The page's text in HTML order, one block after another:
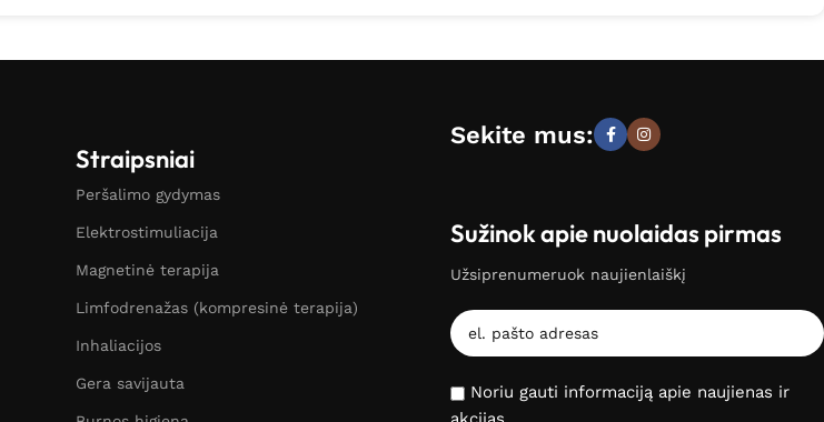
Straipsniai
Peršalimo gydymas
Elektrostimuliacija
Magnetinė terapija
Limfodrenažas (kompresinė terapija)
Inhaliacijos
Gera savijauta
Sekite mus:
Sužinok apie nuolaidas pirmas
Užsiprenumeruok naujienlaiškį
Noriu gauti informaciją apie naujienas ir